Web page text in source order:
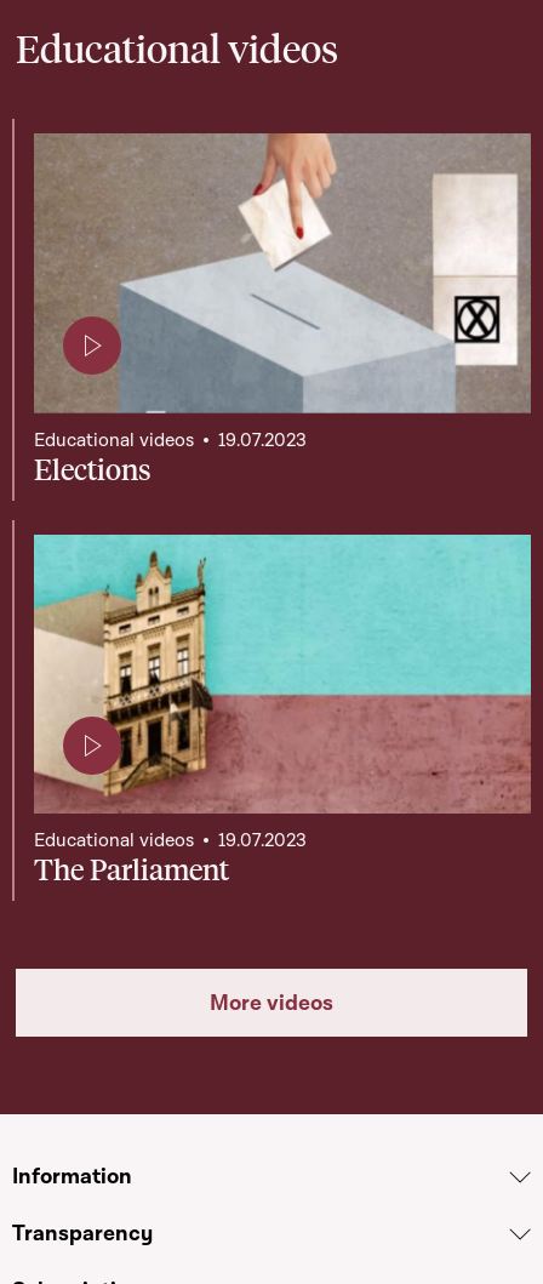
Educational videos
Page contenant une vidéo
Elections
Educational videos 19.07.2023
Page contenant une vidéo
The Parliament
Educational videos 19.07.2023
More videos
Information
Transparency